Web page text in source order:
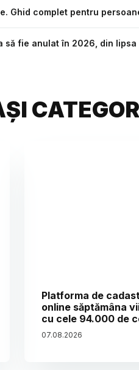
Ghid complet pentru
să fie anulat în 2026, din
Platforma de
online săptămâna
cu cele 94.000 de
07.08.2026